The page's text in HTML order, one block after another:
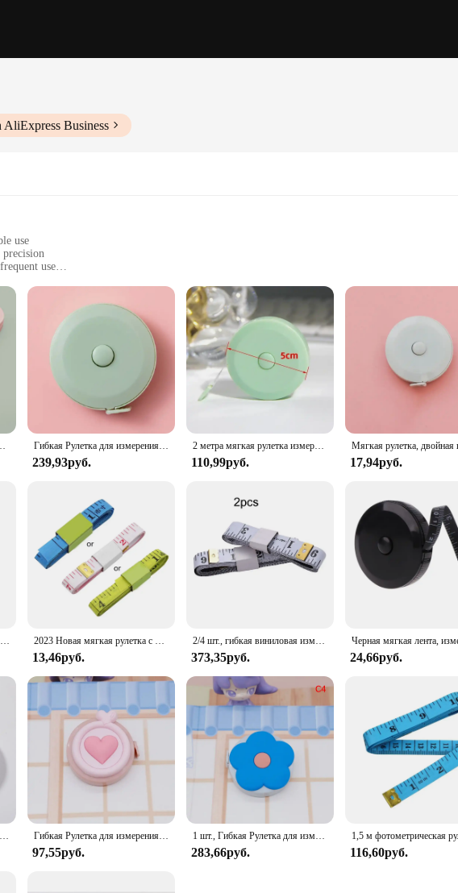
AliExpress Business
use
precision
use
storage
in construction, woodworking, or any other profession that requires accurate measurements.
and durability. The tape measure is designed to be used in a variety of scenarios, from
ensures accurate measurements every time. The compact size and lightweight design
you're a professional tradesperson or a DIY enthusiast, this tape measure is an essential
to withstand the rigors of daily use. Its flexible plastic construction allows it to bend and twist
means it can be used repeatedly without the need for frequent replacements, making it a
friendly, and reliable tool that meets the needs of professionals and hobbyists alike. Its durable
измерительная линейка для измерения тела, швейная мера Гибкая Рулетка для измерения веса, 2 м, 79 дюймов
239,93руб.
2 метра мягкая рулетка измерительные весы для шитья тела Гибкая фотосантиметровая портативная Выдвижная самоблокирующаяся измерительная лента
110,99руб. 17,94руб.
Гибкая Рулетка для измерения веса, 1,5 м 2023 Новая мягкая рулетка с двойной шкалой, измерительная лента для тела, швейная линейка, модная лента
13,46руб.
2/4 шт., гибкая виниловая измерительная лента, 200 см
373,35руб. 24,66руб.
Гибкая измерительная рулетка, 60 дюймов, 1,5 м Гибкая Рулетка для измерения веса, 1,5 м
97,55руб.
1 шт., Гибкая Рулетка для измерения веса, 5 м
283,66руб. 116,60руб.